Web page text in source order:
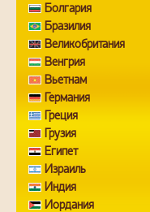
Болгария
Бразилия
Великобритания
Венгрия
Вьетнам
Германия
Греция
Грузия
Египет
Израиль
Индия
Иордания